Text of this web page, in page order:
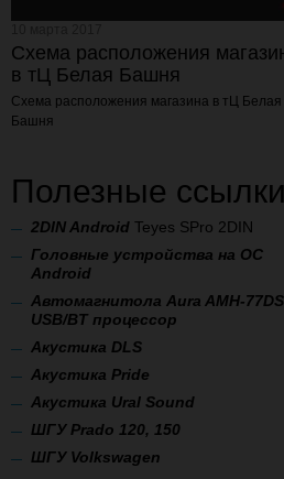
Схема расположения
в тЦ Белая Башня
Схема расположения магазина в тЦ Белая
Башня
Полезные ссылки
2DIN Android Teyes SPro 2DIN
Головные устройства на ОС
Android
Автомагнитола Aura AMH-
USB/BT процессор
Акустика DLS
Акустика Pride
Акустика Ural Sound
ШГУ Prado 120, 150
ШГУ Volkswagen